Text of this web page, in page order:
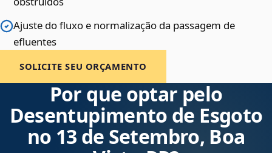
Ajuste do fluxo e normalização da passagem de
efluentes
SOLICITE SEU ORÇAMENTO
Por que optar pelo
Desentupimento de Esgoto
no 13 de Setembro, Boa